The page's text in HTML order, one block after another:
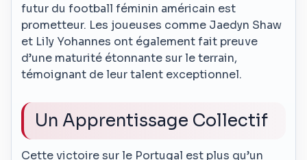
futur du football féminin américain est
prometteur. Les joueuses comme Jaedyn Shaw
et Lily Yohannes ont également fait preuve
d’une maturité étonnante sur le terrain,
témoignant de leur talent exceptionnel.
Un Apprentissage Collectif
Cette victoire sur le Portugal est plus qu’un